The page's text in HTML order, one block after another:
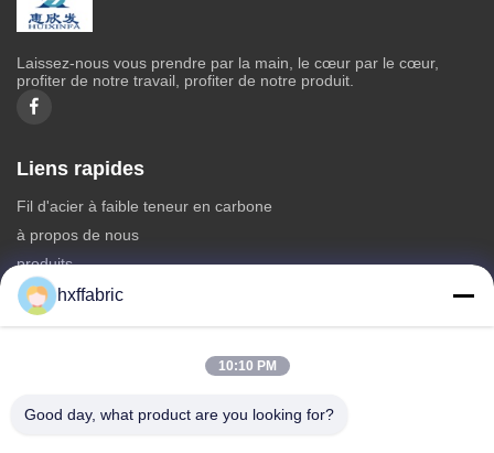
Laissez-nous vous prendre par la main, le cœur par le cœur,
profiter de notre travail, profiter de notre produit.
Liens rapides
Fil d'acier à faible teneur en carbone
à propos de nous
produits
Contactez-nous
Tissu en néoprène SBR
hxffabric
10:10 PM
Good day, what product are you looking for?